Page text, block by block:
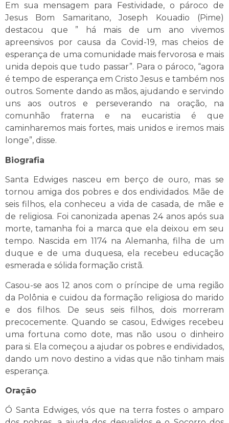
Em sua mensagem para Festividade, o pároco de
Jesus Bom Samaritano, Joseph Kouadio (Pime)
destacou que ” há mais de um ano vivemos
apreensivos por causa da Covid-19, mas cheios de
esperança de uma comunidade mais fervorosa e mais
unida depois que tudo passar”. Para o pároco, “agora
é tempo de esperança em Cristo Jesus e também nos
outros. Somente dando as mãos, ajudando e servindo
uns aos outros e perseverando na oração, na
comunhão fraterna e na eucaristia é que
caminharemos mais fortes, mais unidos e iremos mais
longe”, disse.
Biografia
Santa Edwiges nasceu em berço de ouro, mas se
tornou amiga dos pobres e dos endividados. Mãe de
seis filhos, ela conheceu a vida de casada, de mãe e
de religiosa. Foi canonizada apenas 24 anos após sua
morte, tamanha foi a marca que ela deixou em seu
tempo. Nascida em 1174 na Alemanha, filha de um
duque e de uma duquesa, ela recebeu educação
esmerada e sólida formação cristã.
Casou-se aos 12 anos com o príncipe de uma região
da Polônia e cuidou da formação religiosa do marido
e dos filhos. De seus seis filhos, dois morreram
precocemente. Quando se casou, Edwiges recebeu
uma fortuna como dote, mas não usou o dinheiro
para si. Ela começou a ajudar os pobres e endividados,
dando um novo destino a vidas que não tinham mais
esperança.
Oração
Ó Santa Edwiges, vós que na terra fostes o amparo